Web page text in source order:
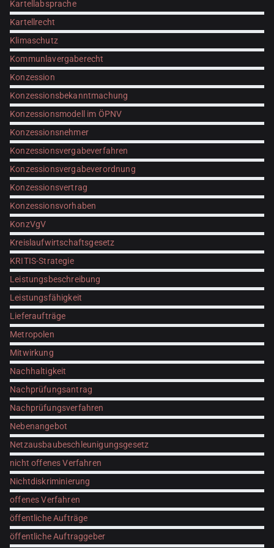
Kartellabsprache
Kartellrecht
Klimaschutz
Kommunlavergaberecht
Konzession
Konzessionsbekanntmachung
Konzessionsmodell im ÖPNV
Konzessionsnehmer
Konzessionsvergabeverfahren
Konzessionsvergabeverordnung
Konzessionsvertrag
Konzessionsvorhaben
KonzVgV
Kreislaufwirtschaftsgesetz
KRITIS-Strategie
Leistungsbeschreibung
Leistungsfähigkeit
Lieferaufträge
Metropolen
Mitwirkung
Nachhaltigkeit
Nachprüfungsantrag
Nachprüfungsverfahren
Nebenangebot
Netzausbaubeschleunigungsgesetz
nicht offenes Verfahren
Nichtdiskriminierung
offenes Verfahren
öffentliche Aufträge
öffentliche Auftraggeber